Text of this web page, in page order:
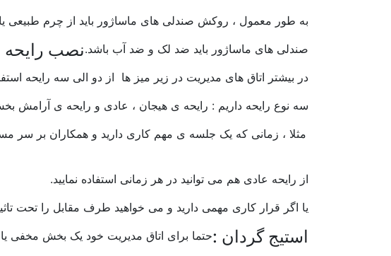
به طور معمول ، روکش صندلی های ماساژور باید از چرم طبیعی
صندلی های ماساژور باید ضد لک و ضد آب باشد.نصب رایحه
در بیشتر اتاق های مدیریت در زیر میز ها از دو الی سه رایحه
سه نوع رایحه داریم : رایحه ی هیجان ، عادی و رایحه ی آرامش
مثلا ، زمانی که یک جلسه ی مهم کاری دارید و همکاران بر سر
از رایحه عادی هم می توانید در هر زمانی استفاده نمایید.
یا اگر قرار کاری مهمی دارید و می خواهید طرف مقابل را تحت
استیج گردان :حتما برای اتاق مدیریت خود یک بخش مخفی یا